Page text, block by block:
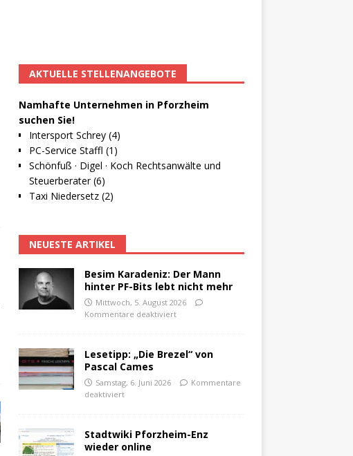
AKTUELLE STELLENANGEBOTE
Namhafte Unternehmen in Pforzheim
suchen Sie!
Intersport Schrey (4)
PC-Service Staffl (1)
Schönfuß · Digel · Koch Rechtsanwälte und
Steuerberater (6)
Taxi Niedersetz (2)
NEUESTE ARTIKEL
Besim Karadeniz: Der Mann
hinter PF-Bits lebt nicht mehr
Mittwoch, 5. August 2026
Kommentare deaktiviert
Lesetipp: „Die Brezel“ von
Pascal Cames
Samstag, 6. Juni 2026
Kommentare
deaktiviert
Stadtwiki Pforzheim-Enz
wieder online